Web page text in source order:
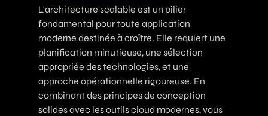
L'architecture scalable est un pilier
fondamental pour toute application
moderne destinée à croître. Elle requiert une
planification minutieuse, une sélection
appropriée des technologies, et une
approche opérationnelle rigoureuse. En
combinant des principes de conception
solides avec les outils cloud modernes, vous